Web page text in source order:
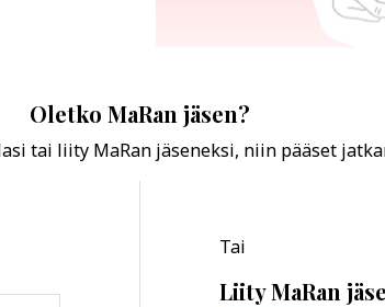
Oletko MaRan jäsen?
tai liity MaRan jäseneksi, niin pääset
Tai
Liity MaRan